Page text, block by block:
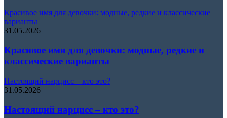
Красивое имя для девочки: модные, редкие и классические
варианты
31.05.2026
Красивое имя для девочки: модные, редкие и
классические варианты
Настоящий нарцисс – кто это?
31.05.2026
Настоящий нарцисс – кто это?